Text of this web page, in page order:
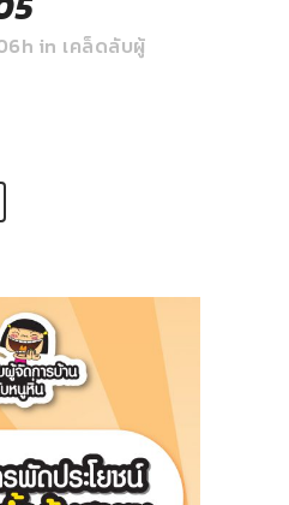
in เคล็ดลับผู้